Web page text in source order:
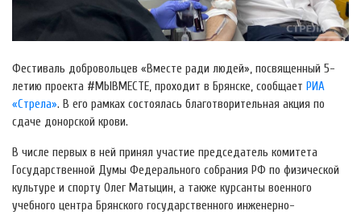
Фестиваль добровольцев «Вместе ради людей», посвященный 5-
летию проекта #МЫВМЕСТЕ, проходит в Брянске, сообщает РИА
«Стрела». В его рамках состоялась благотворительная акция по
сдаче донорской крови.
В числе первых в ней принял участие председатель комитета
Государственной Думы Федерального собрания РФ по физической
культуре и спорту Олег Матыцин, а также курсанты военного
учебного центра Брянского государственного инженерно-